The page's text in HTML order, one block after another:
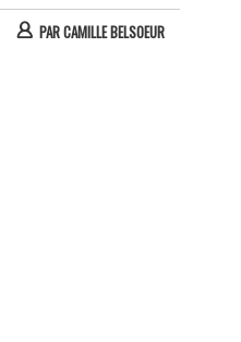
PARCAMILLE BELSOEUR